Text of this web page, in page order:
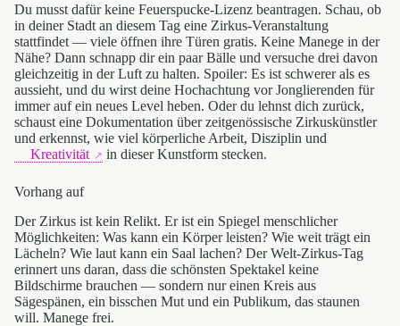
Du musst dafür keine Feuerspucke-Lizenz beantragen. Schau, ob
in deiner Stadt an diesem Tag eine Zirkus-Veranstaltung
stattfindet — viele öffnen ihre Türen gratis. Keine Manege in der
Nähe? Dann schnapp dir ein paar Bälle und versuche drei davon
gleichzeitig in der Luft zu halten. Spoiler: Es ist schwerer als es
aussieht, und du wirst deine Hochachtung vor Jonglierenden für
immer auf ein neues Level heben. Oder du lehnst dich zurück,
schaust eine Dokumentation über zeitgenössische Zirkuskünstler
und erkennst, wie viel körperliche Arbeit, Disziplin und
Kreativität
in dieser Kunstform stecken.
Vorhang auf
Der Zirkus ist kein Relikt. Er ist ein Spiegel menschlicher
Möglichkeiten: Was kann ein Körper leisten? Wie weit trägt ein
Lächeln? Wie laut kann ein Saal lachen? Der Welt-Zirkus-Tag
erinnert uns daran, dass die schönsten Spektakel keine
Bildschirme brauchen — sondern nur einen Kreis aus
Sägespänen, ein bisschen Mut und ein Publikum, das staunen
will. Manege frei.